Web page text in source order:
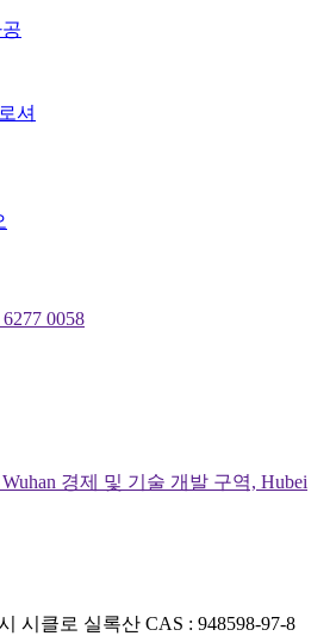
셔
0058
Wuhan 경제 및 기술 개발 구역, Hubei
시클로 실록산 CAS : 948598-97-8